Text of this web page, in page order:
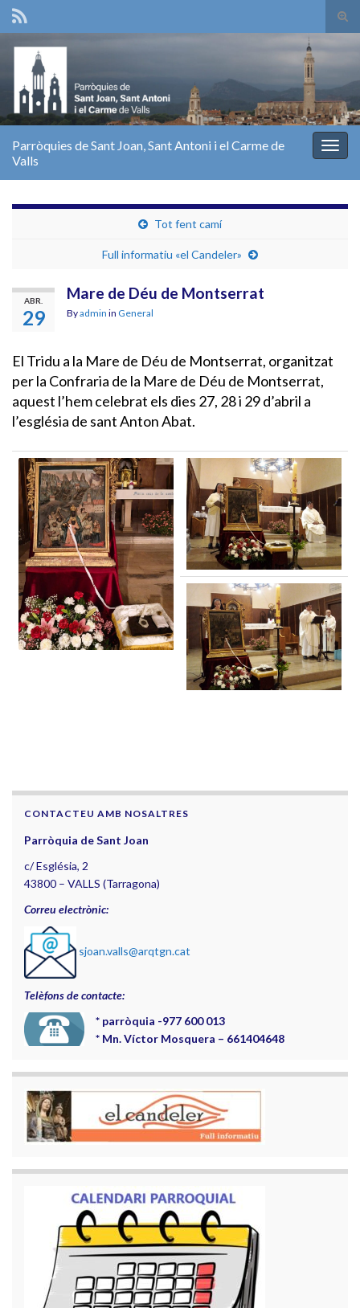
Parròquies de Sant Joan, Sant Antoni i el Carme de
Valls
Tot fent camí
Full informatiu «el Candeler»
ABR.
29
Mare de Déu de Montserrat
Byadmin in General
El Tridu a la Mare de Déu de Montserrat, organitzat
per la Confraria de la Mare de Déu de Montserrat,
aquest l’hem celebrat els dies 27, 28 i 29 d’abril a
l’església de sant Anton Abat.
CONTACTEU AMB NOSALTRES
Parròquia de Sant Joan
c/ Església, 2
43800 – VALLS (Tarragona)
Correu electrònic:
sjoan.valls@arqtgn.cat
Telèfons de contacte:
* parròquia -977 600 013
* Mn. Víctor Mosquera – 661404648